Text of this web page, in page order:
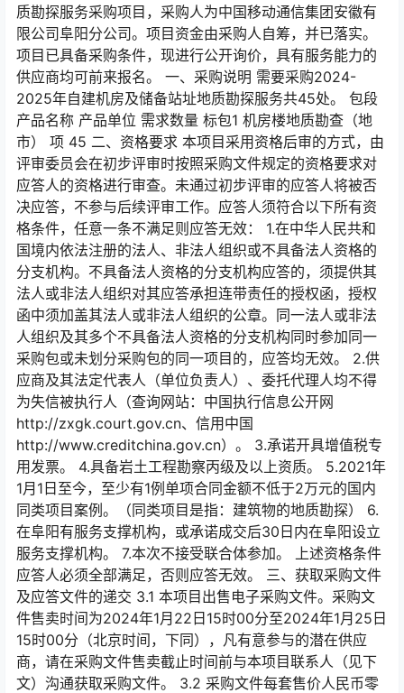
质勘探服务采购项目，采购人为中国移动通信集团安徽有
限公司阜阳分公司。项目资金由采购人自筹，并已落实。
项目已具备采购条件，现进行公开询价，具有服务能力的
供应商均可前来报名。 一、采购说明 需要采购2024-
2025年自建机房及储备站址地质勘探服务共45处。 包段
产品名称 产品单位 需求数量 标包1 机房楼地质勘查（地
市） 项 45 二、资格要求 本项目采用资格后审的方式，由
评审委员会在初步评审时按照采购文件规定的资格要求对
应答人的资格进行审查。未通过初步评审的应答人将被否
决应答，不参与后续评审工作。应答人须符合以下所有资
格条件，任意一条不满足则应答无效： 1.在中华人民共和
国境内依法注册的法人、非法人组织或不具备法人资格的
分支机构。不具备法人资格的分支机构应答的，须提供其
法人或非法人组织对其应答承担连带责任的授权函，授权
函中须加盖其法人或非法人组织的公章。同一法人或非法
人组织及其多个不具备法人资格的分支机构同时参加同一
采购包或未划分采购包的同一项目的，应答均无效。 2.供
应商及其法定代表人（单位负责人）、委托代理人均不得
为失信被执行人（查询网站：中国执行信息公开网
http://zxgk.court.gov.cn、信用中国
http://www.creditchina.gov.cn）。 3.承诺开具增值税专
用发票。 4.具备岩土工程勘察丙级及以上资质。 5.2021年
1月1日至今，至少有1例单项合同金额不低于2万元的国内
同类项目案例。（同类项目是指：建筑物的地质勘探） 6.
在阜阳有服务支撑机构，或承诺成交后30日内在阜阳设立
服务支撑机构。 7.本次不接受联合体参加。 上述资格条件
应答人必须全部满足，否则应答无效。 三、获取采购文件
及应答文件的递交 3.1 本项目出售电子采购文件。采购文
件售卖时间为2024年1月22日15时00分至2024年1月25日
15时00分（北京时间，下同），凡有意参与的潜在供应
商，请在采购文件售卖截止时间前与本项目联系人（见下
文）沟通获取采购文件。 3.2 采购文件每套售价人民币零